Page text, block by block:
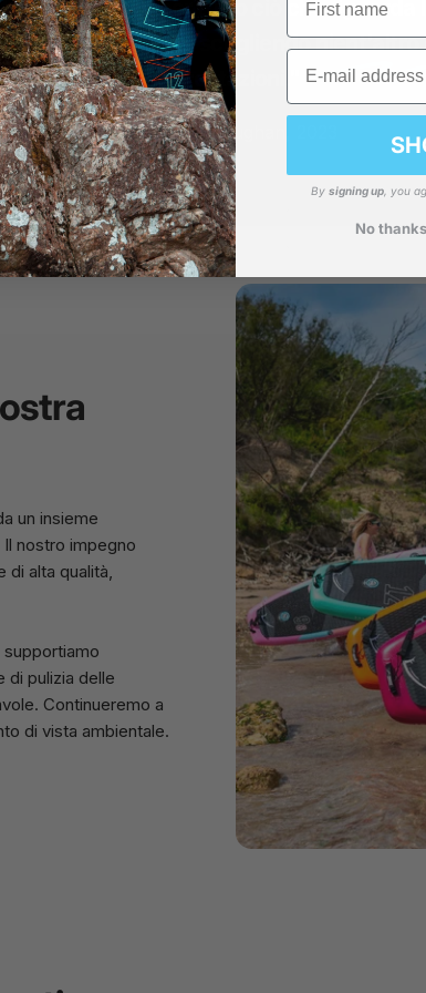
entusiasmo per tutto ciò che
Bluefin, stai scegliendonient'altro
prestazioni."
- William Vaughan, 2023
un insieme
nostro impegno
di alta qualità,
supportiamo
di pulizia delle
Continueremo a
di vista ambientale.
Email
By signing up , you
No